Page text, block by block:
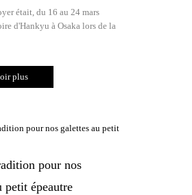
était, du 16 au 24 mars
d'Hankyu à Osaka lors de la
plus
pour nos
petit épeautre